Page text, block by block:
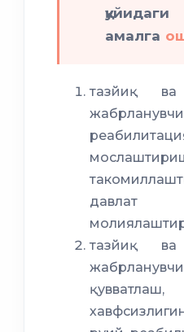
амалга
тазйиқ ва
давлат
тазйиқ ва